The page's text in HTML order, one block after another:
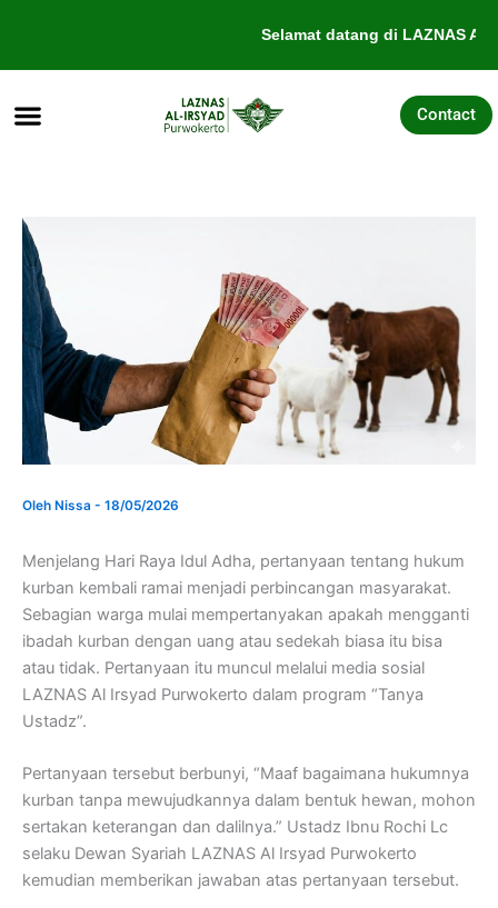
konten
Selamat datang di LAZNAS Al-
Contact
Oleh Nissa - 18/05/2026
Menjelang Hari Raya Idul Adha, pertanyaan tentang hukum
kurban kembali ramai menjadi perbincangan masyarakat.
Sebagian warga mulai mempertanyakan apakah mengganti
ibadah kurban dengan uang atau sedekah biasa itu bisa
atau tidak. Pertanyaan itu muncul melalui media sosial
LAZNAS Al Irsyad Purwokerto dalam program “Tanya
Ustadz”.
Pertanyaan tersebut berbunyi, “Maaf bagaimana hukumnya
kurban tanpa mewujudkannya dalam bentuk hewan, mohon
sertakan keterangan dan dalilnya.” Ustadz Ibnu Rochi Lc
selaku Dewan Syariah LAZNAS Al Irsyad Purwokerto
kemudian memberikan jawaban atas pertanyaan tersebut.